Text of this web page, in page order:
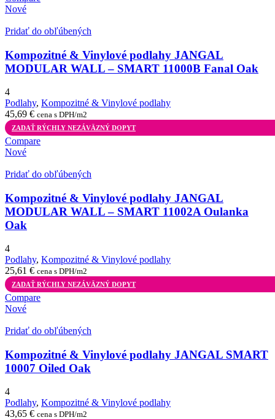
Nové
Pridať do obľúbených
Kompozitné & Vinylové podlahy JANGAL
MODULAR WALL – SMART 11000B Fanal Oak
4
Podlahy, Kompozitné & Vinylové podlahy
45,69 € cena s DPH/m2
ZADAŤ RÝCHLY NEZÁVÄZNÝ DOPYT
Compare
Nové
Pridať do obľúbených
Kompozitné & Vinylové podlahy JANGAL
MODULAR WALL – SMART 11002A Oulanka
Oak
4
Podlahy, Kompozitné & Vinylové podlahy
25,61 € cena s DPH/m2
ZADAŤ RÝCHLY NEZÁVÄZNÝ DOPYT
Compare
Nové
Pridať do obľúbených
Kompozitné & Vinylové podlahy JANGAL SMART
10007 Oiled Oak
4
Podlahy, Kompozitné & Vinylové podlahy
43,65 € cena s DPH/m2